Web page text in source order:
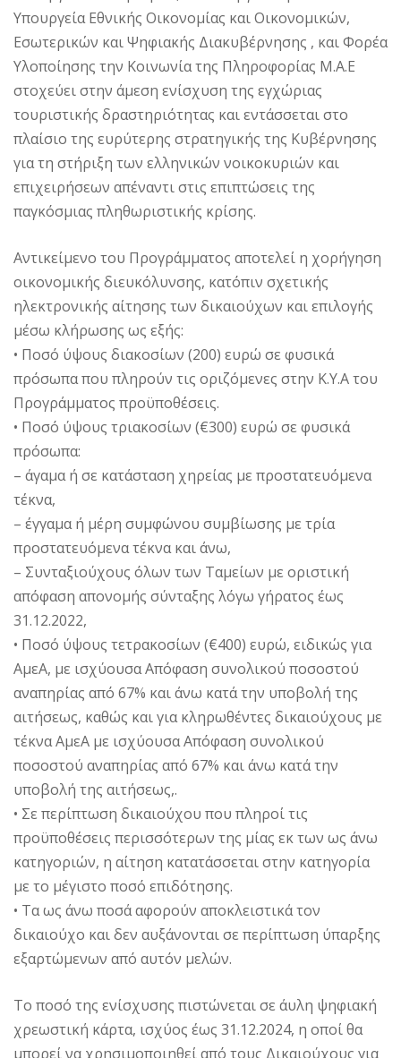
Υπουργεία Εθνικής Οικονομίας και Οικονομικών,
Εσωτερικών και Ψηφιακής Διακυβέρνησης , και Φορέα
Υλοποίησης την Κοινωνία της Πληροφορίας Μ.Α.Ε
στοχεύει στην άμεση ενίσχυση της εγχώριας
τουριστικής δραστηριότητας και εντάσσεται στο
πλαίσιο της ευρύτερης στρατηγικής της Κυβέρνησης
για τη στήριξη των ελληνικών νοικοκυριών και
επιχειρήσεων απέναντι στις επιπτώσεις της
παγκόσμιας πληθωριστικής κρίσης.
Αντικείμενο του Προγράμματος αποτελεί η χορήγηση
οικονομικής διευκόλυνσης, κατόπιν σχετικής
ηλεκτρονικής αίτησης των δικαιούχων και επιλογής
μέσω κλήρωσης ως εξής:
• Ποσό ύψους διακοσίων (200) ευρώ σε φυσικά
πρόσωπα που πληρούν τις οριζόμενες στην Κ.Υ.Α του
Προγράμματος προϋποθέσεις.
• Ποσό ύψους τριακοσίων (€300) ευρώ σε φυσικά
πρόσωπα:
– άγαμα ή σε κατάσταση χηρείας με προστατευόμενα
τέκνα,
– έγγαμα ή μέρη συμφώνου συμβίωσης με τρία
προστατευόμενα τέκνα και άνω,
– Συνταξιούχους όλων των Ταμείων με οριστική
απόφαση απονομής σύνταξης λόγω γήρατος έως
31.12.2022,
• Ποσό ύψους τετρακοσίων (€400) ευρώ, ειδικώς για
ΑμεΑ, με ισχύουσα Απόφαση συνολικού ποσοστού
αναπηρίας από 67% και άνω κατά την υποβολή της
αιτήσεως, καθώς και για κληρωθέντες δικαιούχους με
τέκνα ΑμεΑ με ισχύουσα Απόφαση συνολικού
ποσοστού αναπηρίας από 67% και άνω κατά την
υποβολή της αιτήσεως,.
• Σε περίπτωση δικαιούχου που πληροί τις
προϋποθέσεις περισσότερων της μίας εκ των ως άνω
κατηγοριών, η αίτηση κατατάσσεται στην κατηγορία
με το μέγιστο ποσό επιδότησης.
• Τα ως άνω ποσά αφορούν αποκλειστικά τον
δικαιούχο και δεν αυξάνονται σε περίπτωση ύπαρξης
εξαρτώμενων από αυτόν μελών.
Το ποσό της ενίσχυσης πιστώνεται σε άυλη ψηφιακή
χρεωστική κάρτα, ισχύος έως 31.12.2024, η οποί θα
μπορεί να χρησιμοποιηθεί από τους Δικαιούχους για